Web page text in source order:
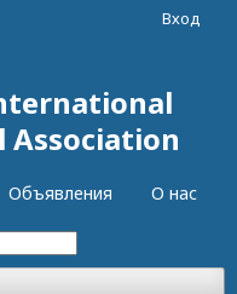
Association
Объявления О нас
Вход